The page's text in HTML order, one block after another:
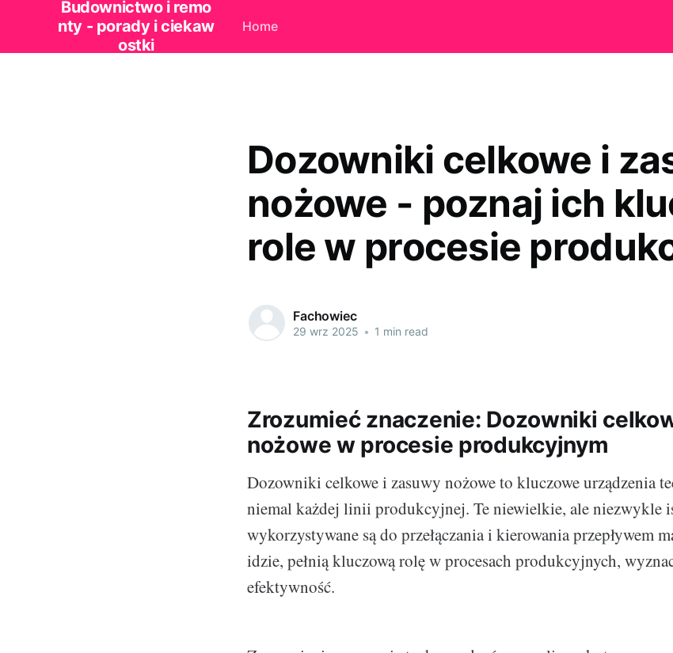
Budownictwo i remo
nty - porady i ciekaw
ostki
Home
Dozowniki celkowe i
nożowe - poznaj ich
role w procesie
Fachowiec
29 wrz 2025 • 1 min read
Zrozumieć znaczenie: Dozowniki
nożowe w procesie produkcyjnym
Dozowniki celkowe i zasuwy nożowe to kluczowe urządzenia
niemal każdej linii produkcyjnej. Te niewielkie, ale niezwykle
wykorzystywane są do przełączania i kierowania przepływem
idzie, pełnią kluczową rolę w procesach produkcyjnych,
efektywność.